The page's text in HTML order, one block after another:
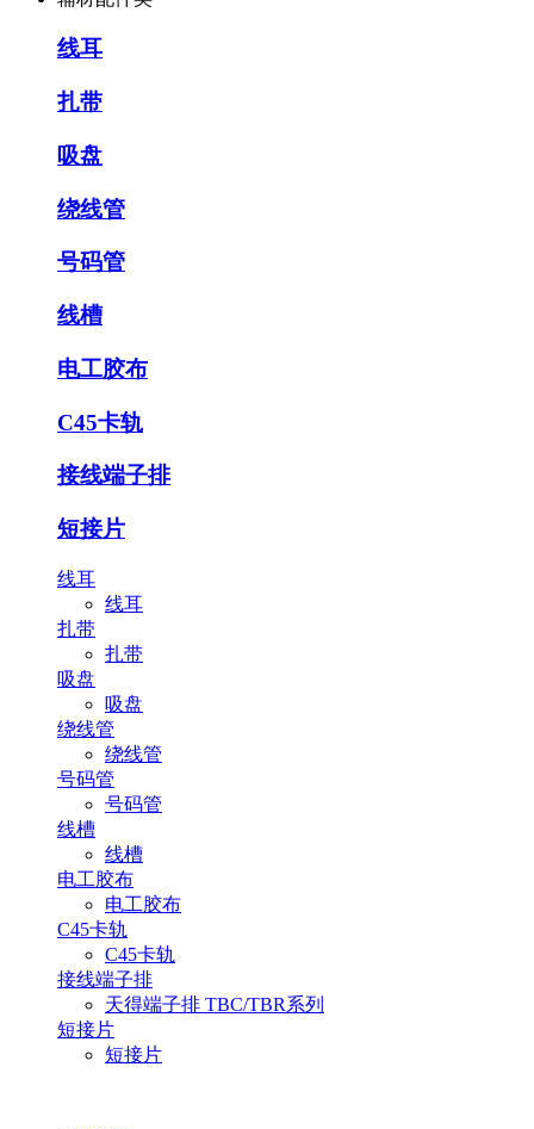
线耳
扎带
吸盘
绕线管
号码管
线槽
电工胶布
C45卡轨
接线端子排
短接片
线耳
线耳
扎带
扎带
吸盘
吸盘
绕线管
绕线管
号码管
号码管
线槽
线槽
电工胶布
电工胶布
C45卡轨
C45卡轨
接线端子排
天得端子排 TBC/TBR系列
短接片
短接片